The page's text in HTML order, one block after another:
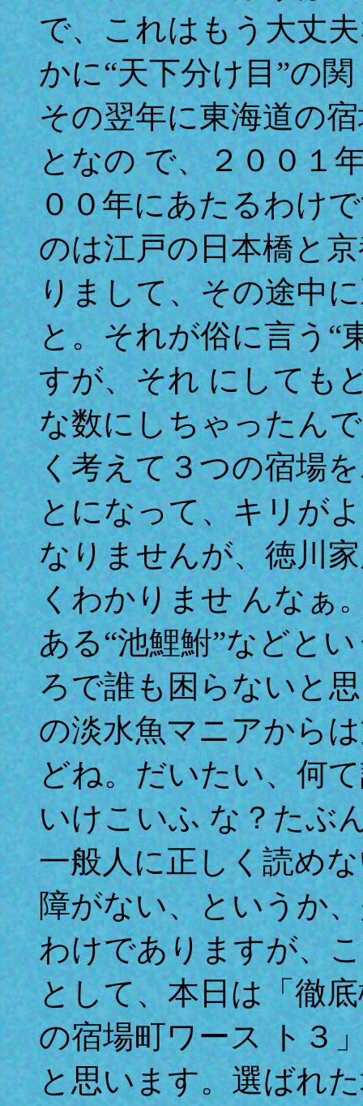
で、これはもう大丈
かに“天下分け目”の
その翌年に東海道の
となの で、２００１
００年にあたるわけ
のは江戸の日本橋と
りまして、その途中
と。それが俗に言う“
すが、それ にしても
な数にしちゃったん
く考えて３つの宿場
とになって、キリが
なりませんが、徳川
くわかりませ んなぁ
ある“池鯉鮒”などと
ろで誰も困らないと
の淡水魚マニアから
どね。だいたい、何
いけこいふ な？たぶ
一般人に正しく読め
障がない、というか
わけでありますが、
として、本日は「徹
の宿場町ワース ト３
と思います。選ばれ